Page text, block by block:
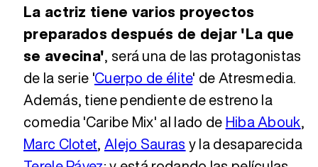
La actriz tiene varios proyectos
preparados después de dejar 'La que
se avecina', será una de las protagonistas
de la serie 'Cuerpo de élite' de Atresmedia.
Además, tiene pendiente de estreno la
comedia 'Caribe Mix' al lado de Hiba Abouk,
Marc Clotet, Alejo Sauras y la desaparecida